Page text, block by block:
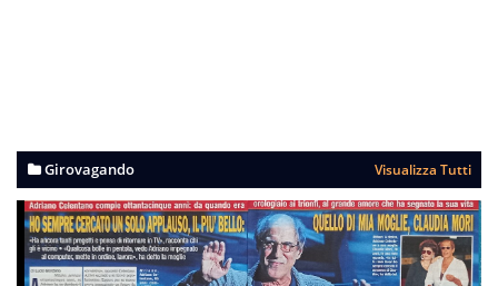
Girovagando Visualizza Tutti